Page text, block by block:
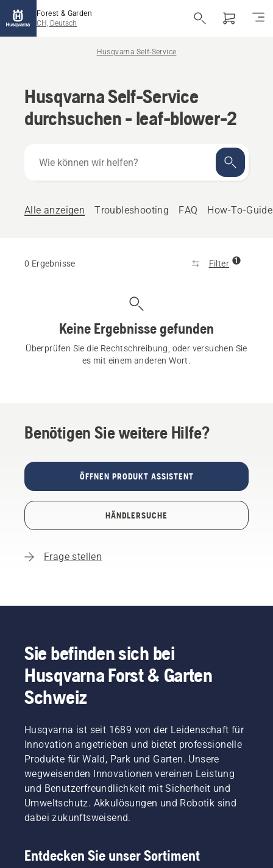
Forest & Garden
CH, Deutsch
Husqvarna Self-Service
Husqvarna Self-Service
durchsuchen - leaf-blower-2
können
Alle anzeigen
Troubleshooting FAQ How-To-
0 Ergebnisse Filter 1
Keine Ergebnisse gefunden
Überprüfen Sie die Rechtschreibung, oder versuchen Sie
es mit einem anderen Wort.
Benötigen Sie weitere Hilfe?
ÖFFNEN PRODUKT ASSISTENT
HÄNDLERSUCHE
Frage stellen
Sie befinden sich bei
Husqvarna Forst & Garten
Schweiz
Husqvarna ist seit 1689 von der Leidenschaft für
Innovation angetrieben und bietet professionelle
Produkte für Wald, Park und Garten. Unsere
wegweisenden Innovationen vereinen Leistung
und Benutzerfreundlichkeit mit Sicherheit und
Umweltschutz. Akkulösungen und Robotik sind
dabei zukunftsweisend.
Entdecken Sie unser Sortiment